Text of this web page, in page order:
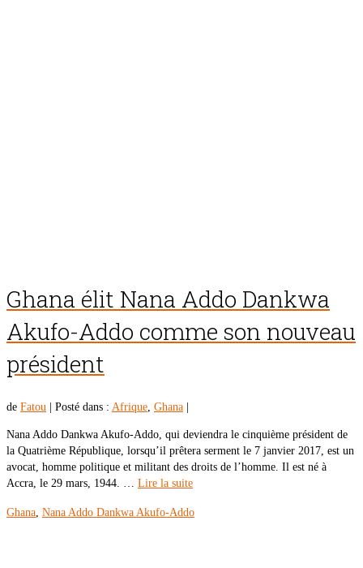
Ghana élit Nana Addo Dankwa
Akufo-Addo comme son nouveau
président
de Fatou Posté dans : Afrique, Ghana
Nana Addo Dankwa Akufo-Addo, qui deviendra le cinquième président de
la Quatrième République, lorsqu’il prêtera serment le 7 janvier 2017, est un
avocat, homme politique et militant des droits de l’homme. Il est né à
Accra, le 29 mars, 1944. … Lire la suite
Ghana, Nana Addo Dankwa Akufo-Addo